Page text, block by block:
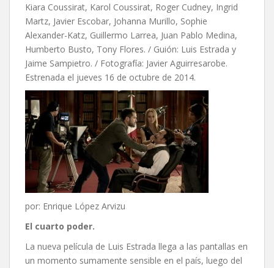
Kiara Coussirat, Karol Coussirat, Roger Cudney, Ingrid
Martz, Javier Escobar, Johanna Murillo, Sophie
Alexander-Katz, Guillermo Larrea, Juan Pablo Medina,
Humberto Busto, Tony Flores. / Guión: Luis Estrada y
Jaime Sampietro. / Fotografía: Javier Aguirresarobe.
Estrenada el jueves 16 de octubre de 2014.
por: Enrique López Arvizu
El cuarto poder.
La nueva película de Luis Estrada llega a las pantallas en
un momento sumamente sensible en el país, luego del